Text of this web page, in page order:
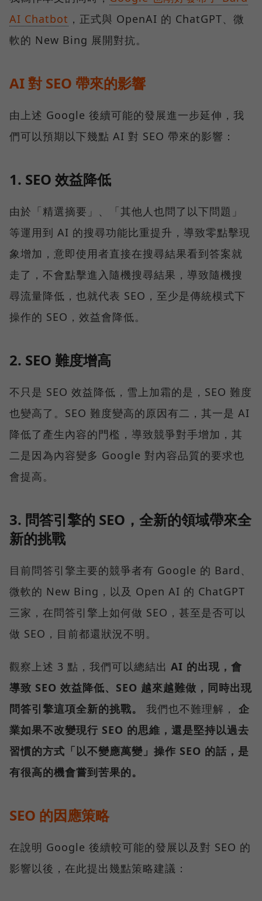
AI Chatbot ，正式與 OpenAI 的 ChatGPT、微
軟的 New Bing 展開對抗。
AI 對 SEO 帶來的影響
由上述 Google 後續可能的發展進一步延伸，我
們可以預期以下幾點 AI 對 SEO 帶來的影響：
1. SEO 效益降低
由於「精選摘要」、「其他人也問了以下問題」
等運用到 AI 的搜尋功能比重提升，導致零點擊現
象增加，意即使用者直接在搜尋結果看到答案就
走了，不會點擊進入隨機搜尋結果，導致隨機搜
尋流量降低，也就代表 SEO，至少是傳統模式下
操作的 SEO，效益會降低。
2. SEO 難度增高
不只是 SEO 效益降低，雪上加霜的是，SEO 難度
也變高了。SEO 難度變高的原因有二，其一是 AI
降低了產生內容的門檻，導致競爭對手增加，其
二是因為內容變多 Google 對內容品質的要求也
會提高。
3. 問答引擎的 SEO，全新的領域帶來全
新的挑戰
目前問答引擎主要的競爭者有 Google 的 Bard、
微軟的 New Bing，以及 Open AI 的 ChatGPT
三家，在問答引擎上如何做 SEO，甚至是否可以
做 SEO，目前都還狀況不明。
觀察上述 3 點，我們可以總結出 AI 的出現，會
導致 SEO 效益降低、SEO 越來越難做，同時出現
問答引擎這項全新的挑戰。
我們也不難理解， 企
業如果不改變現行 SEO 的思維，還是堅持以過去
習慣的方式「以不變應萬變」操作 SEO 的話，是
有很高的機會嘗到苦果的。
SEO 的因應策略
在說明 Google 後續較可能的發展以及對 SEO 的
影響以後，在此提出幾點策略建議：